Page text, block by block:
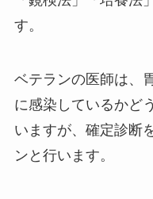
す。
ベテランの医師は、
に感染しているかど
いますが、確定診断
ンと行います。